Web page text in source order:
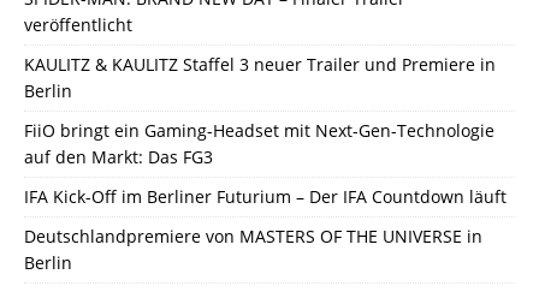
veröffentlicht
KAULITZ & KAULITZ Staffel 3 neuer Trailer und Premiere in
Berlin
FiiO bringt ein Gaming-Headset mit Next-Gen-Technologie
auf den Markt: Das FG3
IFA Kick-Off im Berliner Futurium – Der IFA Countdown läuft
Deutschlandpremiere von MASTERS OF THE UNIVERSE in
Berlin